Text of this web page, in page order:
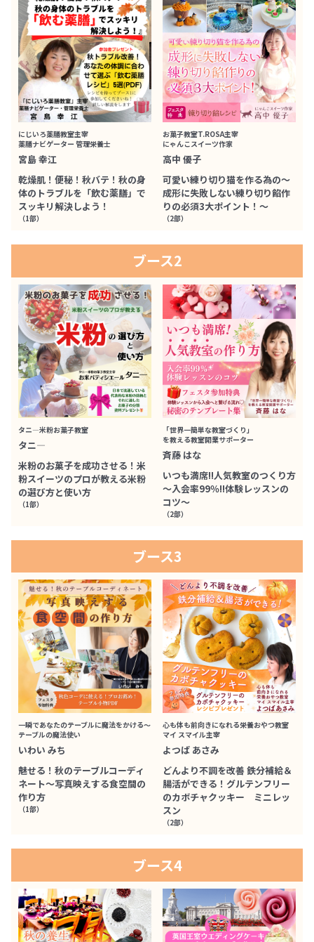
にじいろ薬膳教室主宰
薬膳ナビゲーター 管理栄養士
宮島 幸江
乾燥肌！便秘！秋バテ！秋の身
体のトラブルを「飲む薬膳」で
スッキリ解決しよう！
（1部）
お菓子教室T.ROSA主宰
にゃんこスイーツ作家
高中 優子
可愛い練り切り猫を作る為の〜
成形に失敗しない練り切り餡作
りの必須3大ポイント！〜
（2部）
ブース2
タニ―米粉お菓子教室
タニ―
米粉のお菓子を成功させる！米
粉スイーツのプロが教える米粉
の選び方と使い方
（1部）
「世界一簡単な教室づくり」
を教える教室開業サポーター
斉藤 はな
いつも満席‼人気教室のつくり方
～入会率99％‼体験レッスンの
コツ～
（2部）
ブース3
一瞬であなたのテーブルに魔法をかける～
テーブルの魔法使い
いわい みち
魅せる！秋のテーブルコーディ
ネート～写真映えする食空間の
作り方
（1部）
心も体も前向きになれる栄養おやつ教室
マイ スマイル主宰
よつば あさみ
どんより不調を改善 鉄分補給＆
腸活ができる！グルテンフリー
のカボチャクッキー ミニレッ
スン
（2部）
ブース4